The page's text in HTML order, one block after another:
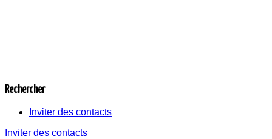
Rechercher
Inviter des contacts
Inviter des contacts